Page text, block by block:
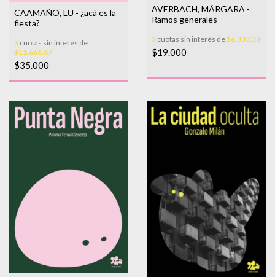
CAAMAÑO, LU - ¿acá es la
fiesta?
3 cuotas sin interés de
$11.666,67
$35.000
AVERBACH, MÁRGARA -
Ramos generales
3 cuotas sin interés de$6.333,33
$19.000